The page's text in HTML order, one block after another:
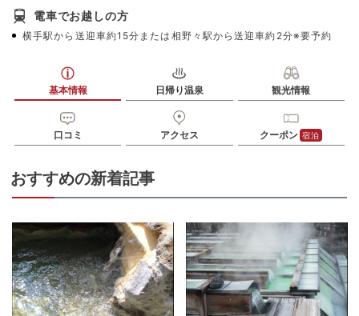
電車でお越しの方
横手駅から送迎車約15分または相野々駅から送迎車約2分※要予約
基本情報 日帰り温泉 観光情報
口コミ アクセス クーポン 宿泊
おすすめの新着記事